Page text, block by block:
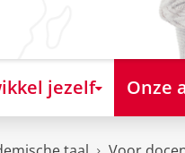
jezelf Onze